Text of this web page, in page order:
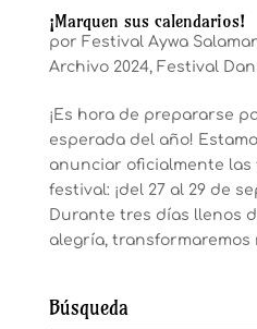
¡Marquen sus calendarios!
por Festival Aywa
Archivo 2024, Festival
¡Es hora de prepararse
esperada del año!
anunciar oficialmente
festival: ¡del 27 al 29 de
Durante tres días llenos
alegría, transformaremos
Búsqueda